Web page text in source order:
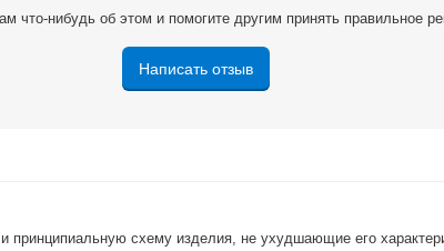
что-нибудь об этом и помогите другим принять правильное
Написать отзыв
принципиальную схему изделия, не ухудшающие его